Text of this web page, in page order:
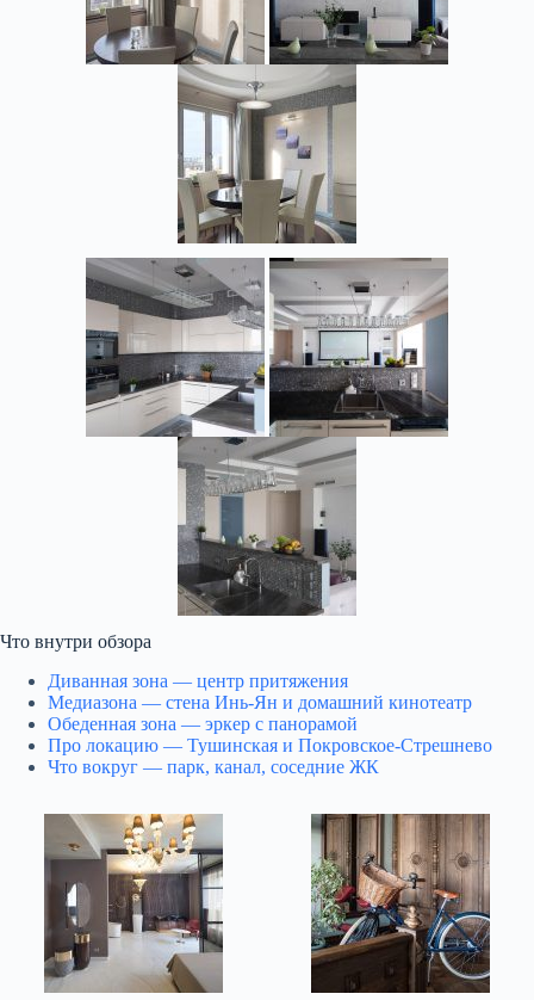
Что внутри обзора
Диванная зона — центр притяжения
Медиазона — стена Инь-Ян и домашний кинотеатр
Обеденная зона — эркер с панорамой
Про локацию — Тушинская и Покровское-Стрешнево
Что вокруг — парк, канал, соседние ЖК